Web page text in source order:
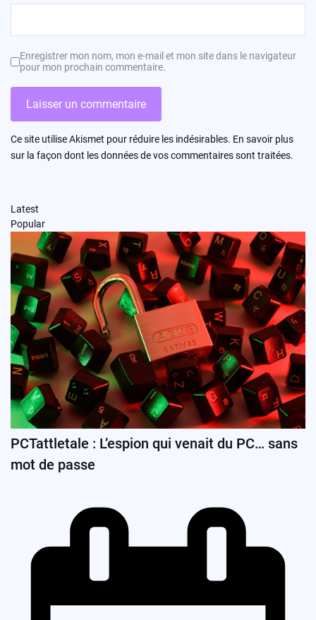
Enregistrer mon nom, mon e-mail et mon site dans le navigateur
pour mon prochain commentaire.
Ce site utilise Akismet pour réduire les indésirables. En savoir plus
sur la façon dont les données de vos commentaires sont traitées.
Latest
Popular
PCTattletale : L’espion qui venait du PC… sans
mot de passe